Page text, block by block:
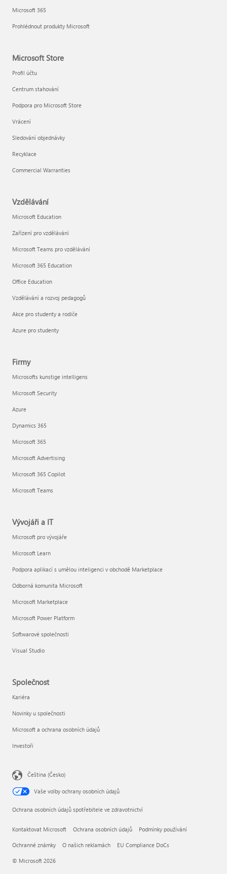
Microsoft 365
Prohlédnout produkty Microsoft
Microsoft Store
Profil účtu
Centrum stahování
Podpora pro Microsoft Store
Vrácení
Sledování objednávky
Recyklace
Commercial Warranties
Vzdělávání
Microsoft Education
Zařízení pro vzdělávání
Microsoft Teams pro vzdělávání
Microsoft 365 Education
Office Education
Vzdělávání a rozvoj pedagogů
Akce pro studenty a rodiče
Azure pro studenty
Firmy
Microsofts kunstige intelligens
Microsoft Security
Azure
Dynamics 365
Microsoft 365
Microsoft Advertising
Microsoft 365 Copilot
Microsoft Teams
Vývojáři a IT
Microsoft pro vývojáře
Microsoft Learn
Podpora aplikací s umělou inteligenci v obchodě Marketplace
Odborná komunita Microsoft
Microsoft Marketplace
Microsoft Power Platform
Softwarové společnosti
Visual Studio
Společnost
Kariéra
Novinky u společnosti
Microsoft a ochrana osobních údajů
Investoři
Čeština (Česko)
Vaše volby ochrany osobních údajů
Ochrana osobních údajů spotřebitele ve zdravotnictví
Kontaktovat Microsoft Ochrana osobních údajů Podmínky používání
Ochranné známky O našich reklamách EU Compliance DoCs
© Microsoft 2026